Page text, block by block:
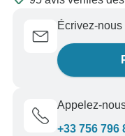
Écrivez-
Appelez-
+33 756 796